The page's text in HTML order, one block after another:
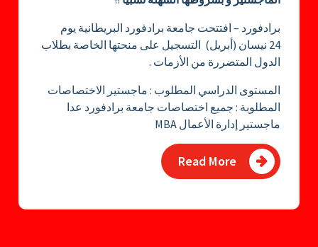
برادفورد – افتتحت جامعة برادفورد البريطانية يوم
24 نيسان (أبريل) التسجيل على منحتها الخاصة بطلاب
الدول المتضررة من الأزمات .
المستوى الدراسي المطلوب : ماجستير الاختصاصات
المطلوبة : جميع اختصاصات جامعة برادفورد عدا
ماجستير إدارة الأعمال MBA
Read More